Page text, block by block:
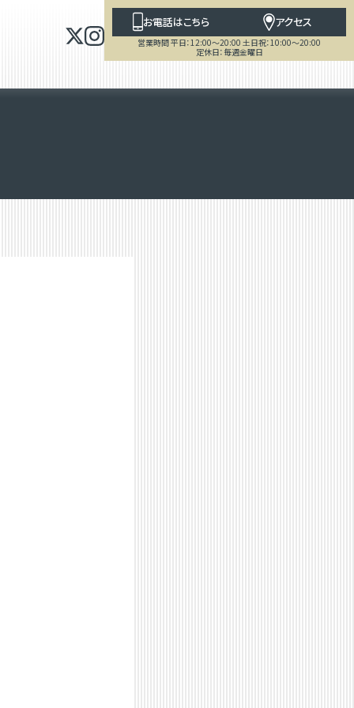
お電話はこちら アクセス
営業時間 平日：12:00～20:00 土日祝：10:00～20:00
定休日：毎週金曜日